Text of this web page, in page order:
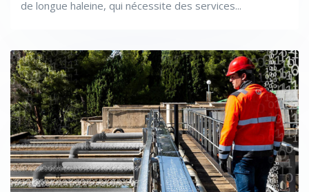
de longue haleine, qui nécessite des services...